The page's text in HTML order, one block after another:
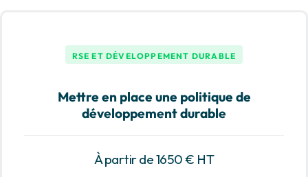
RSE ET DÉVELOPPEMENT DURABLE
Mettre en place une politique de
développement durable
À partir de 1650 € HT